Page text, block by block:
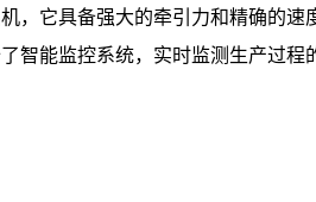
，它具备强大的牵引力和精确的
智能监控系统，实时监测生产过